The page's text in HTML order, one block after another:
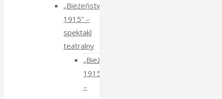
„Bieżeństwo
1915” –
spektakl
teatralny
„Bieżeństwo
1915”
–